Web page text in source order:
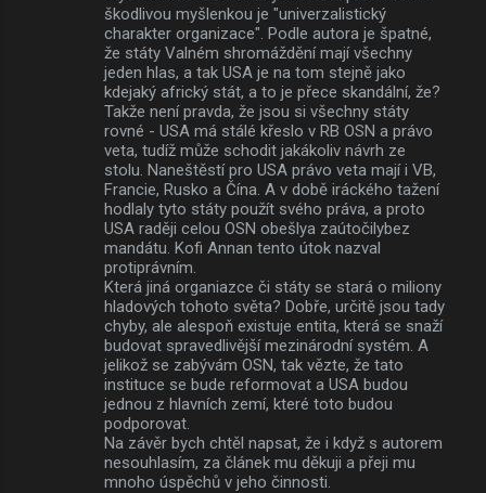
škodlivou myšlenkou je "univerzalistický
charakter organizace". Podle autora je špatné,
že státy Valném shromáždění mají všechny
jeden hlas, a tak USA je na tom stejně jako
kdejaký africký stát, a to je přece skandální, že?
Takže není pravda, že jsou si všechny státy
rovné - USA má stálé křeslo v RB OSN a právo
veta, tudíž může schodit jakákoliv návrh ze
stolu. Naneštěstí pro USA právo veta mají i VB,
Francie, Rusko a Čína. A v době iráckého tažení
hodlaly tyto státy použít svého práva, a proto
USA raději celou OSN obešlya zaútočilybez
mandátu. Kofi Annan tento útok nazval
protiprávním.
Která jiná organiazce či státy se stará o miliony
hladových tohoto světa? Dobře, určitě jsou tady
chyby, ale alespoň existuje entita, která se snaží
budovat spravedlivější mezinárodní systém. A
jelikož se zabývám OSN, tak vězte, že tato
instituce se bude reformovat a USA budou
jednou z hlavních zemí, které toto budou
podporovat.
Na závěr bych chtěl napsat, že i když s autorem
nesouhlasím, za článek mu děkuji a přeji mu
mnoho úspěchů v jeho činnosti.